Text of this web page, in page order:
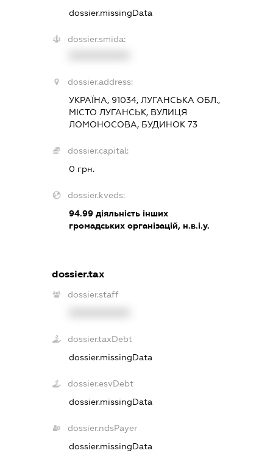
dossier.missingData
dossier.smida:
dossier.address:
УКРАЇНА, 91034, ЛУГАНСЬКА ОБЛ.,
МІСТО ЛУГАНСЬК, ВУЛИЦЯ
ЛОМОНОСОВА, БУДИНОК 73
dossier.capital:
0 грн.
dossier.kveds:
94.99діяльність інших
громадських організацій, н.в.і.у.
dossier.tax
dossier.staff
dossier.taxDebt
dossier.missingData
dossier.esvDebt
dossier.missingData
dossier.ndsPayer
dossier.missingData